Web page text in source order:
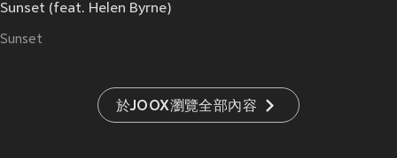
Sunset (feat. Helen Byrne)
Sunset
於JOOX瀏覽全部內容